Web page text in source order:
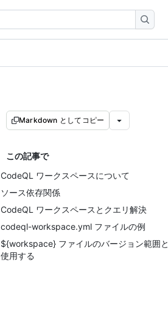
Markdown としてコピー
この記事で
CodeQL ワークスペースについて
ソース依存関係
CodeQL ワークスペースとクエリ解決
codeql-workspace.yml ファイルの例
${workspace} ファイルのバージョン範囲
使用する